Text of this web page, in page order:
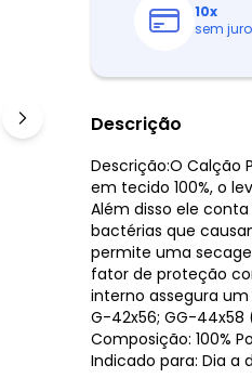
10x
sem
Descrição
Descrição:O Calção
em tecido 100%, o
Além disso ele
bactérias que
permite uma
fator de proteção
interno assegura
G-42x56; GG-44x58
Composição: 100%
Indicado para: Dia a